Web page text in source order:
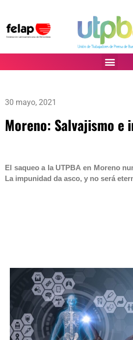
30 mayo, 2021
Moreno: Salvajismo e
El saqueo a la UTPBA en Moreno
La impunidad da asco, y no será